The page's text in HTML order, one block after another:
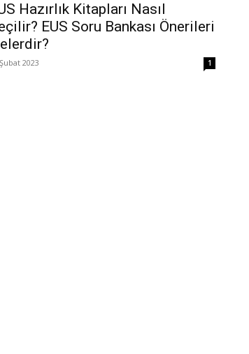
Hazırlık Kitapları Nasıl
EUS Soru Bankası Önerileri
2023 1